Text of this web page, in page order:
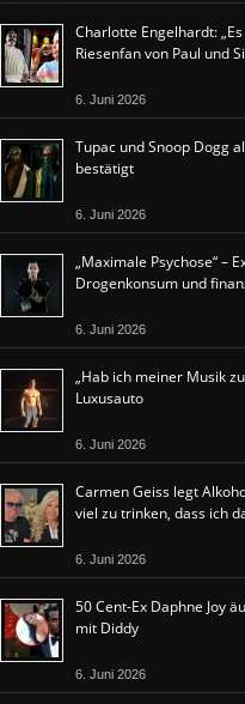
Charlotte Engelhardt:
Riesenfan von Paul und
6. Juni 2026
Tupac und Snoop Dogg
bestätigt
6. Juni 2026
„Maximale Psychose“ –
Drogenkonsum und
6. Juni 2026
„Hab ich meiner Musik
Luxusauto
6. Juni 2026
Carmen Geiss legt
viel zu trinken, dass ich
6. Juni 2026
50 Cent-Ex Daphne Joy
mit Diddy
6. Juni 2026